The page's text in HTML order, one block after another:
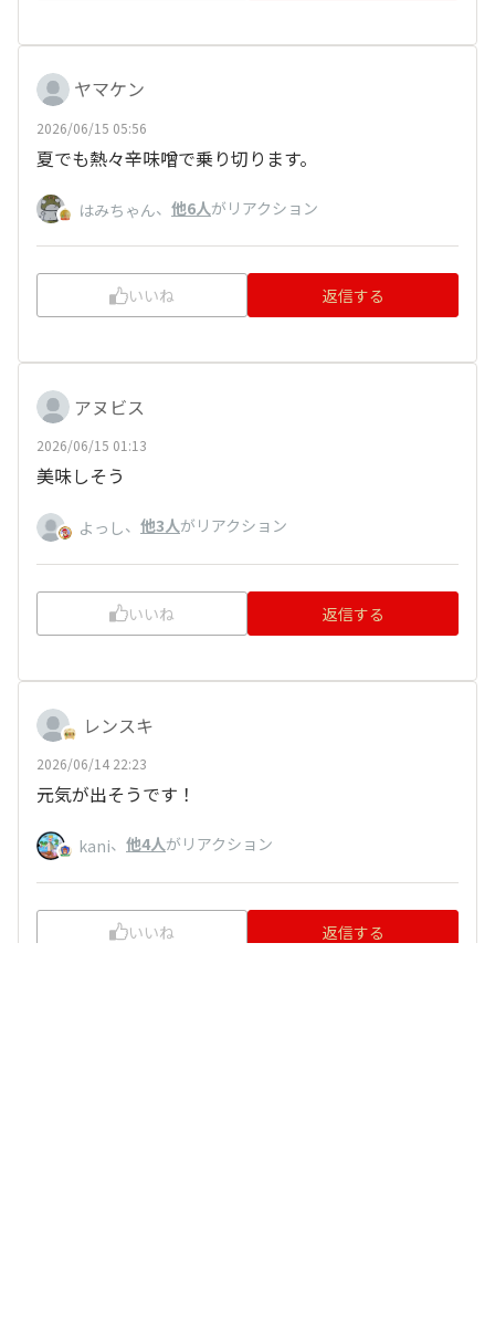
ヤマケン
2026/06/15 05:56
夏でも熱々辛味噌で乗り切ります。
はみちゃん、 他6人がリアクション
いいね 返信する
アヌビス
2026/06/15 01:13
美味しそう
よっし、 他3人がリアクション
いいね 返信する
レンスキ
2026/06/14 22:23
元気が出そうです！
kani、 他4人がリアクション
いいね 返信する